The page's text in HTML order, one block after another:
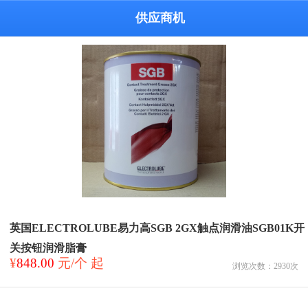
供应商机
英国ELECTROLUBE易力高SGB 2GX触点润滑油SGB01K开
关按钮润滑脂膏
¥848.00 元/个 起 浏览次数： 2930次